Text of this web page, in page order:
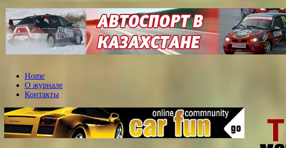
Home
О журнале
Контакты